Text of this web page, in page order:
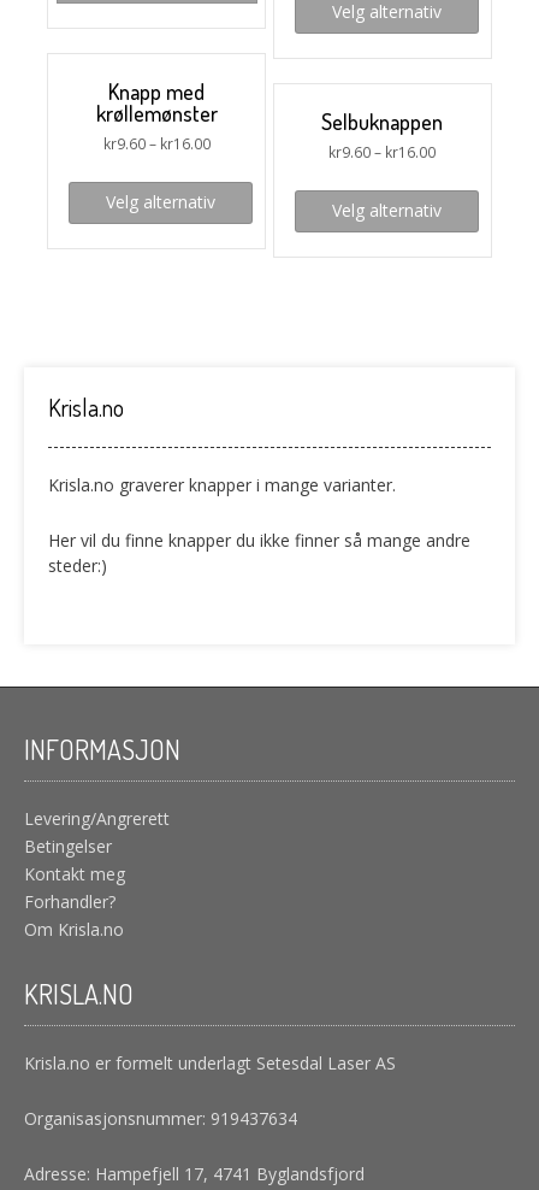
Velg alternativ
Knapp med
krøllemønster
kr9.60– kr16.00
Velg alternativ
Selbuknappen
kr9.60– kr16.00
Velg alternativ
Krisla.no
Krisla.no graverer knapper i mange varianter.
Her vil du finne knapper du ikke finner så mange andre
steder:)
INFORMASJON
Levering/Angrerett
Betingelser
Kontakt meg
Forhandler?
Om Krisla.no
KRISLA.NO
Krisla.no er formelt underlagt Setesdal Laser AS
Organisasjonsnummer: 919437634
Adresse: Hampefjell 17, 4741 Byglandsfjord